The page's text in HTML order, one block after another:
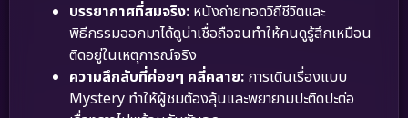
บรรยากาศที่สมจริง: หนังถ่ายทอดวิถีชีวิตและ
พิธีกรรมออกมาได้ดูน่าเชื่อถือจนทำให้คนดูรู้สึกเหมือน
ติดอยู่ในเหตุการณ์จริง
ความลึกลับที่ค่อยๆ คลี่คลาย: การเดินเรื่องแบบ
Mystery ทำให้ผู้ชมต้องลุ้นและพยายามปะติดปะต่อ